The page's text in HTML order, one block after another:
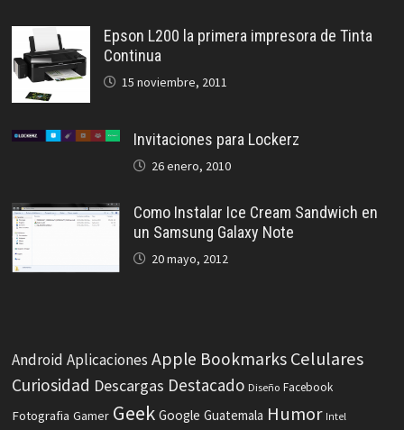
Epson L200 la primera impresora de Tinta
Continua
15 noviembre, 2011
Invitaciones para Lockerz
26 enero, 2010
Como Instalar Ice Cream Sandwich en
un Samsung Galaxy Note
20 mayo, 2012
Android Aplicaciones Apple Bookmarks Celulares
Curiosidad Descargas Destacado Diseño Facebook
Fotografia Gamer Geek Google Guatemala Humor Intel